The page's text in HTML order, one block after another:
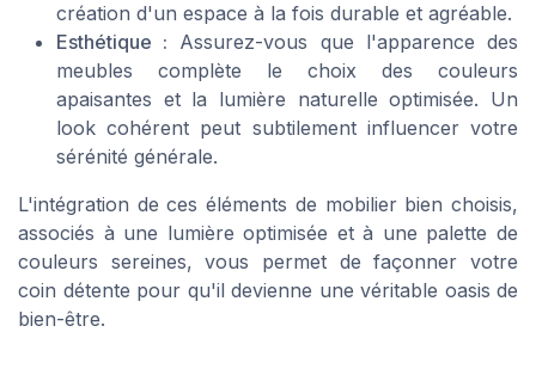
création d'un espace à la fois durable et agréable.
Esthétique : Assurez-vous que l'apparence des
meubles complète le choix des couleurs
apaisantes et la lumière naturelle optimisée. Un
look cohérent peut subtilement influencer votre
sérénité générale.
L'intégration de ces éléments de mobilier bien choisis,
associés à une lumière optimisée et à une palette de
couleurs sereines, vous permet de façonner votre
coin détente pour qu'il devienne une véritable oasis de
bien-être.